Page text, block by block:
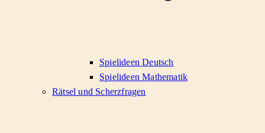
Spielideen Deutsch
Spielideen Mathematik
Rätsel und Scherzfragen